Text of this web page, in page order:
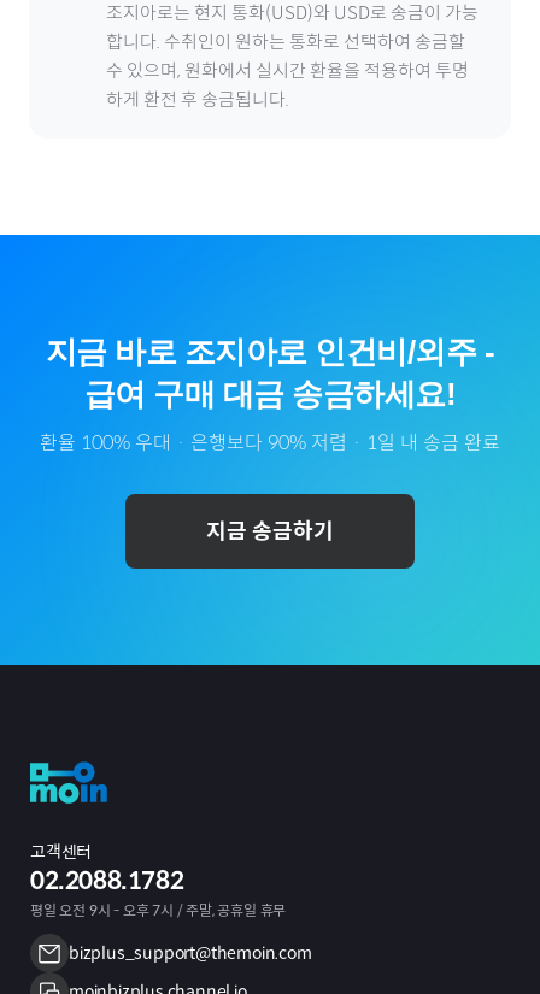
조지아로는 현지 통화(USD)와 USD로 송금이 가능
합니다. 수취인이 원하는 통화로 선택하여 송금할
수 있으며, 원화에서 실시간 환율을 적용하여 투명
하게 환전 후 송금됩니다.
지금 바로 조지아로 인건비/외주-
급여 구매 대금 송금하세요!
환율 100% 우대 · 은행보다 90% 저렴 · 1일 내 송금 완료
지금 송금하기
고객센터
02.2088.1782
평일 오전 9시 - 오후 7시 / 주말, 공휴일 휴무
bizplus_support@themoin.com